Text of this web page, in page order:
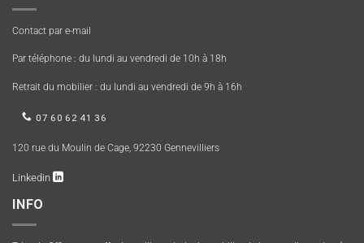
Contact par e-mail
Par téléphone : du lundi au vendredi de 10h à 18h
Retrait du mobilier : du lundi au vendredi de 9h à 16h
07 60 62 41 36
120 rue du Moulin de Cage, 92230 Gennevilliers
Linkedin
INFO